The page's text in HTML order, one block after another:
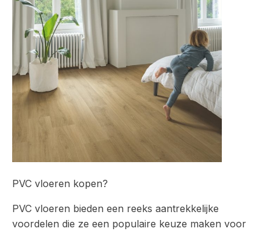
PVC vloeren kopen?
PVC vloeren bieden een reeks aantrekkelijke
voordelen die ze een populaire keuze maken voor